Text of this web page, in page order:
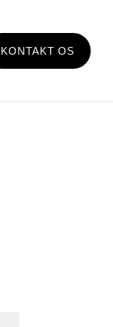
KONTAKT OS